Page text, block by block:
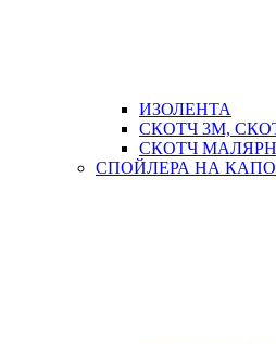
ИЗОЛЕНТА
СКОТЧ 3М,
СКОТЧ
СПОЙЛЕРА НА